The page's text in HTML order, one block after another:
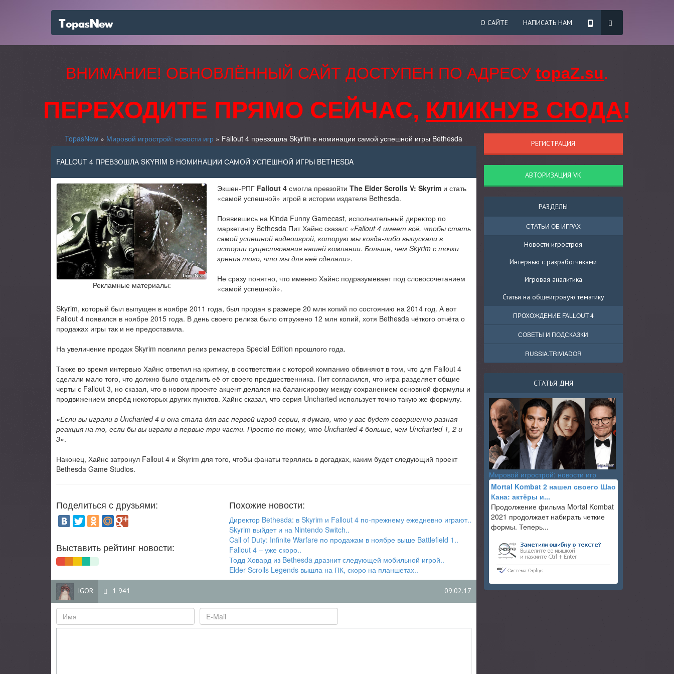
О САЙТЕ НАПИСАТЬ НАМ
ВНИМАНИЕ! ОБНОВЛЁННЫЙ САЙТ ДОСТУПЕН ПО АДРЕСУ topaZ.su.
ПЕРЕХОДИТЕ ПРЯМО СЕЙЧАС, КЛИКНУВ СЮДА!
TopasNew » Мировой игрострой: новости игр » Fallout 4 превзошла Skyrim в номинации самой успешной игры Bethesda
FALLOUT 4 ПРЕВЗОШЛА SKYRIM В НОМИНАЦИИ САМОЙ УСПЕШНОЙ ИГРЫ BETHESDA
Рекламные материалы:
Экшен-РПГ Fallout 4 смогла превзойти The Elder Scrolls V: Skyrim и стать
«самой успешной» игрой в истории издателя Bethesda.
Появившись на Kinda Funny Gamecast, исполнительный директор по
маркетингу Bethesda Пит Хайнс сказал: «Fallout 4 имеет всё, чтобы стать
самой успешной видеоигрой, которую мы когда-либо выпускали в
истории существования нашей компании. Больше, чем Skyrim с точки
зрения того, что мы для неё сделали».
Не сразу понятно, что именно Хайнс подразумевает под словосочетанием
«самой успешной».
Skyrim, который был выпущен в ноябре 2011 года, был продан в размере 20 млн копий по состоянию на 2014 год. А вот
Fallout 4 появился в ноябре 2015 года. В день своего релиза было отгружено 12 млн копий, хотя Bethesda чёткого отчёта о
продажах игры так и не предоставила.
На увеличение продаж Skyrim повлиял релиз ремастера Special Edition прошлого года.
Также во время интервью Хайнс ответил на критику, в соответствии с которой компанию обвиняют в том, что для Fallout 4
сделали мало того, что должно было отделить её от своего предшественника. Пит согласился, что игра разделяет общие
черты с Fallout 3, но сказал, что в новом проекте акцент делался на балансировку между сохранением основной формулы и
продвижением вперёд некоторых других пунктов. Хайнс сказал, что серия Uncharted использует точно такую же формулу.
«Если вы играли в Uncharted 4 и она стала для вас первой игрой серии, я думаю, что у вас будет совершенно разная
реакция на то, если бы вы играли в первые три части. Просто по тому, что Uncharted 4 больше, чем Uncharted 1, 2 и
3».
Наконец, Хайнс затронул Fallout 4 и Skyrim для того, чтобы фанаты терялись в догадках, каким будет следующий проект
Bethesda Game Studios.
Поделиться с друзьями:
Выставить рейтинг новости:
Похожие новости:
Директор Bethesda: в Skyrim и Fallout 4 по-прежнему ежедневно играют..
Skyrim выйдет и на Nintendo Switch..
Call of Duty: Infinite Warfare по продажам в ноябре выше Battlefield 1..
Fallout 4 – уже скоро..
Тодд Ховард из Bethesda дразнит следующей мобильной игрой..
Elder Scrolls Legends вышла на ПК, скоро на планшетах..
IGOR 1 941 09.02.17
РЕГИСТРАЦИЯ
АВТОРИЗАЦИЯ VK
РАЗДЕЛЫ
СТАТЬИ ОБ ИГРАХ
Новости игростроя
Интервью с разработчиками
Игровая аналитика
Статьи на общеигровую тематику
ПРОХОЖДЕНИЕ FALLOUT 4
СОВЕТЫ И ПОДСКАЗКИ
RUSSIA.TRIVIADOR
СТАТЬЯ ДНЯ
Мировой игрострой: новости игр
Mortal Kombat 2 нашел своего Шао
Кана: актёры и...
Продолжение фильма Mortal Kombat
2021 продолжает набирать четкие
формы. Теперь...